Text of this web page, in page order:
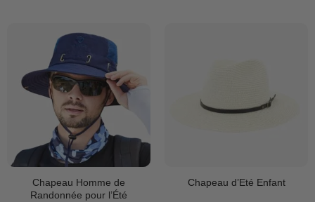
Chapeau Homme de
Randonnée pour l’Été
Chapeau d’Eté Enfant